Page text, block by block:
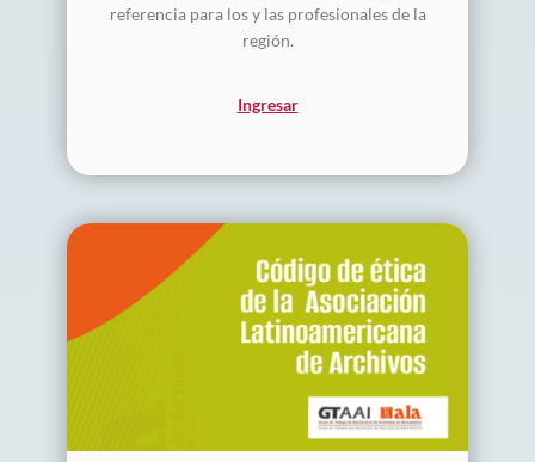
referencia para los y las profesionales de la
región.
Ingresar